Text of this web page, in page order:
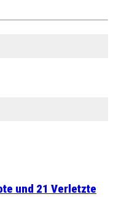
und 21 Verletzte